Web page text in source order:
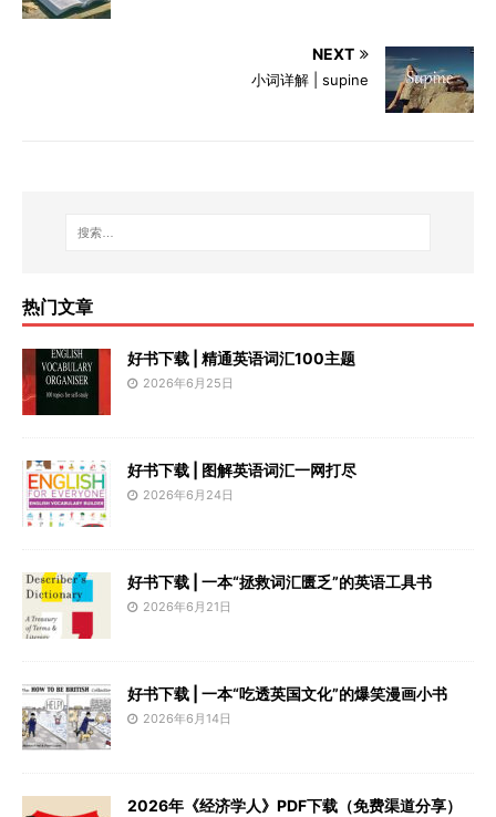
NEXT
小词详解 | supine
热门文章
好书下载 | 精通英语词汇100主题
2026年6月25日
好书下载 | 图解英语词汇一网打尽
2026年6月24日
好书下载 | 一本“拯救词汇匮乏”的英语工具书
2026年6月21日
好书下载 | 一本“吃透英国文化”的爆笑漫画小书
2026年6月14日
2026年《经济学人》PDF下载（免费渠道分享）